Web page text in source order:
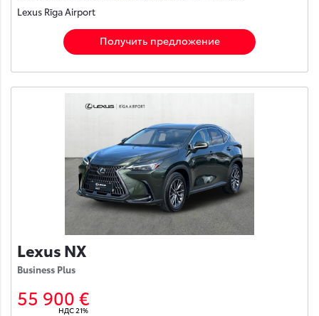
Lexus Rīga Airport
Получить предложение
Lexus NX
Business Plus
55 900 €
НДС 21%